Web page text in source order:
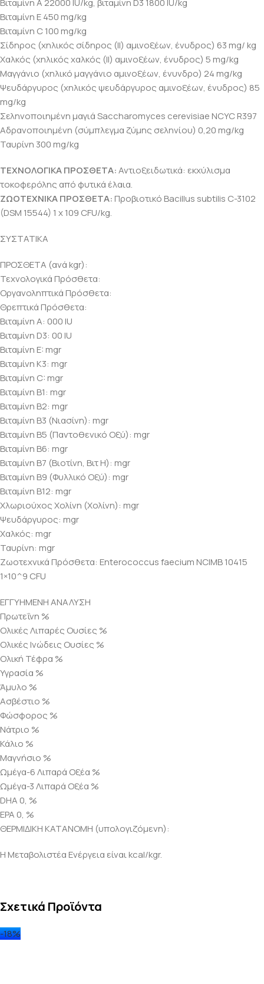
Βιταμίνη Α 22000 IU/kg, βιταμίνη D3 1800 IU/kg
Βιταμίνη Ε 450 mg/kg
Βιταμίνη C 100 mg/kg
Σίδηρος (χηλικός σίδηρος (II) αμινοξέων, ένυδρος) 63 mg/ kg
Χαλκός (χηλικός χαλκός (II) αμινοξέων, ένυδρος) 5 mg/kg
Μαγγάνιο (χηλικό μαγγάνιο αμινοξέων, ένυνδρο) 24 mg/kg
Ψευδάργυρος (χηλικός ψευδάργυρος αμινοξέων, ένυδρος) 85
mg/kg
Σεληνοποιημένη μαγιά Saccharomyces cerevisiae NCYC R397
Αδρανοποιημένη (σύμπλεγμα ζύμης σεληνίου) 0,20 mg/kg
Ταυρίνη 300 mg/kg
ΤΕΧΝΟΛΟΓΙΚΑ ΠΡΟΣΘΕΤΑ:Αντιοξειδωτικά: εκχύλισμα
τοκοφερόλης από φυτικά έλαια.
ΖΩΟΤΕΧΝΙΚΑ ΠΡΟΣΘΕΤΑ:Προβιοτικό Bacillus subtilis C-3102
(DSM 15544) 1 x 109 CFU/kg.
ΣΥΣΤΑΤΙΚΑ
ΠΡΟΣΘΕΤΑ (ανά kgr):
Τεχνολογικά Πρόσθετα:
Οργανοληπτικά Πρόσθετα:
Θρεπτικά Πρόσθετα:
Βιταμίνη Α: 000 IU
Βιταμίνη D3: 00 IU
Βιταμίνη E: mgr
Βιταμίνη Κ3: mgr
Βιταμίνη C: mgr
Βιταμίνη B1: mgr
Βιταμίνη B2: mgr
Βιταμίνη B3 (Νιασίνη): mgr
Βιταμίνη B5 (Παντοθενικό Οξύ): mgr
Βιταμίνη B6: mgr
Βιταμίνη B7 (Βιοτίνη, Βιτ Η): mgr
Βιταμίνη B9 (Φυλλικό Οξύ): mgr
Βιταμίνη B12: mgr
Χλωριούχος Χολίνη (Χολίνη): mgr
Ψευδάργυρος: mgr
Χαλκός: mgr
Ταυρίνη: mgr
Ζωοτεχνικά Πρόσθετα: Enterococcus faecium NCIMB 10415
1×10^9 CFU
ΕΓΓΥΗΜΕΝΗ ΑΝΑΛΥΣΗ
Πρωτεΐνη %
Ολικές Λιπαρές Ουσίες %
Ολικές Ινώδεις Ουσίες %
Ολική Τέφρα %
Υγρασία %
Άμυλο %
Ασβέστιο %
Φώσφορος %
Νάτριο %
Κάλιο %
Μαγνήσιο %
Ωμέγα-6 Λιπαρά Οξέα %
Ωμέγα-3 Λιπαρά Οξέα %
DHA 0, %
EPA 0, %
ΘΕΡΜΙΔΙΚΗ ΚΑΤΑΝΟΜΗ (υπολογιζόμενη):
Η Μεταβολιστέα Ενέργεια είναι kcal/kgr.
Σχετικά Προϊόντα
-18%